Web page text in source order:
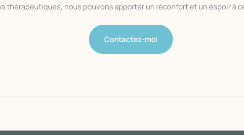
thérapeutiques, nous pouvons apporter un réconfort et un espoir à
Contactez-moi